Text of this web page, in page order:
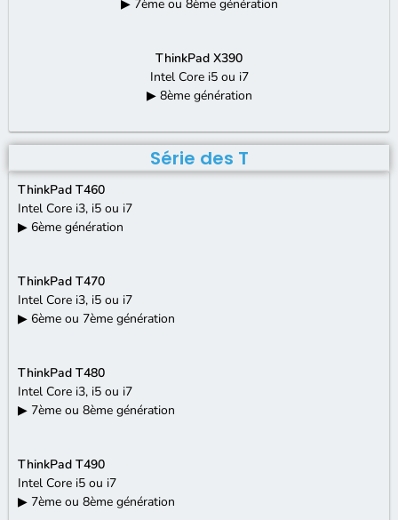
▶ 7ème ou 8ème génération
ThinkPad X390
Intel Core i5 ou i7
▶ 8ème génération
Série des T
ThinkPad T460
Intel Core i3, i5 ou i7
▶ 6ème génération
ThinkPad T470
Intel Core i3, i5 ou i7
▶ 6ème ou 7ème génération
ThinkPad T480
Intel Core i3, i5 ou i7
▶ 7ème ou 8ème génération
ThinkPad T490
Intel Core i5 ou i7
▶ 7ème ou 8ème génération